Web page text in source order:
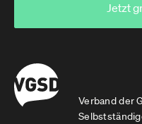
Verband der
Jetzt